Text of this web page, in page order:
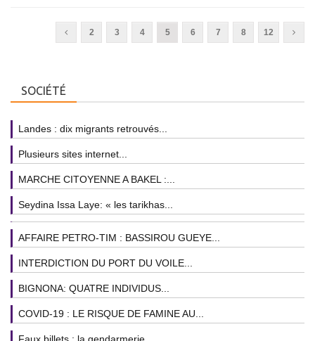
2 3 4 5 6 7 8 12
SOCIÉTÉ
Landes : dix migrants retrouvés...
Plusieurs sites internet...
MARCHE CITOYENNE A BAKEL :...
Seydina Issa Laye: « les tarikhas...
AFFAIRE PETRO-TIM : BASSIROU GUEYE...
INTERDICTION DU PORT DU VOILE...
BIGNONA: QUATRE INDIVIDUS...
COVID-19 : LE RISQUE DE FAMINE AU...
Faux billets : la gendarmerie...